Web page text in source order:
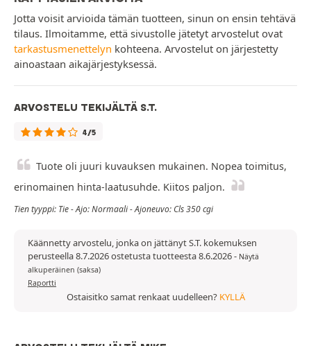
Jotta voisit arvioida tämän tuotteen, sinun on ensin tehtävä
tilaus. Ilmoitamme, että sivustolle jätetyt arvostelut ovat
tarkastusmenettelyn kohteena. Arvostelut on järjestetty
ainoastaan aikajärjestyksessä.
ARVOSTELU TEKIJÄLTÄ S.T.
4/5
Tuote oli juuri kuvauksen mukainen. Nopea toimitus,
erinomainen hinta-laatusuhde. Kiitos paljon.
Tien tyyppi: Tie - Ajo: Normaali - Ajoneuvo: Cls 350 cgi
Käännetty arvostelu, jonka on jättänyt S.T. kokemuksen
perusteella 8.7.2026 ostetusta tuotteesta 8.6.2026- Näytä
alkuperäinen (saksa)
Raportti
Ostaisitko samat renkaat uudelleen? KYLLÄ